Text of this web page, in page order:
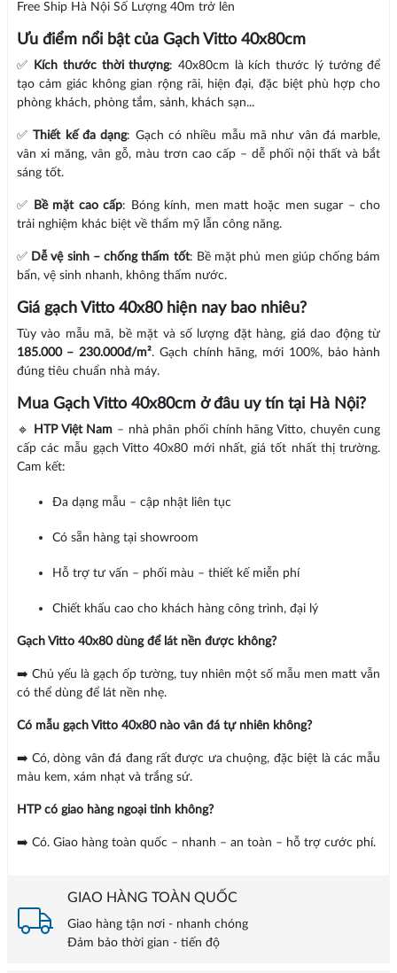
Free Ship Hà Nội Số Lượng 40m trở lên
Ưu điểm nổi bật của Gạch Vitto 40x80cm
✅ Kích thước thời thượng: 40x80cm là kích thước lý tưởng để
tạo cảm giác không gian rộng rãi, hiện đại, đặc biệt phù hợp cho
phòng khách, phòng tắm, sảnh, khách sạn...
✅ Thiết kế đa dạng: Gạch có nhiều mẫu mã như vân đá marble,
vân xi măng, vân gỗ, màu trơn cao cấp – dễ phối nội thất và bắt
sáng tốt.
✅ Bề mặt cao cấp: Bóng kính, men matt hoặc men sugar – cho
trải nghiệm khác biệt về thẩm mỹ lẫn công năng.
✅ Dễ vệ sinh – chống thấm tốt: Bề mặt phủ men giúp chống bám
bẩn, vệ sinh nhanh, không thấm nước.
Giá gạch Vitto 40x80 hiện nay bao nhiêu?
Tùy vào mẫu mã, bề mặt và số lượng đặt hàng, giá dao động từ
185.000 – 230.000đ/m². Gạch chính hãng, mới 100%, bảo hành
đúng tiêu chuẩn nhà máy.
Mua Gạch Vitto 40x80cm ở đâu uy tín tại Hà Nội?
🔹 HTP Việt Nam – nhà phân phối chính hãng Vitto, chuyên cung
cấp các mẫu gạch Vitto 40x80 mới nhất, giá tốt nhất thị trường.
Cam kết:
Đa dạng mẫu – cập nhật liên tục
Có sẵn hàng tại showroom
Hỗ trợ tư vấn – phối màu – thiết kế miễn phí
Chiết khấu cao cho khách hàng công trình, đại lý
Gạch Vitto 40x80 dùng để lát nền được không?
➡️ Chủ yếu là gạch ốp tường, tuy nhiên một số mẫu men matt vẫn
có thể dùng để lát nền nhẹ.
Có mẫu gạch Vitto 40x80 nào vân đá tự nhiên không?
➡️ Có, dòng vân đá đang rất được ưa chuộng, đặc biệt là các mẫu
màu kem, xám nhạt và trắng sứ.
HTP có giao hàng ngoại tỉnh không?
➡️ Có. Giao hàng toàn quốc – nhanh – an toàn – hỗ trợ cước phí.
GIAO HÀNG TOÀN QUỐC
Giao hàng tận nơi - nhanh chóng
Đảm bảo thời gian - tiến độ